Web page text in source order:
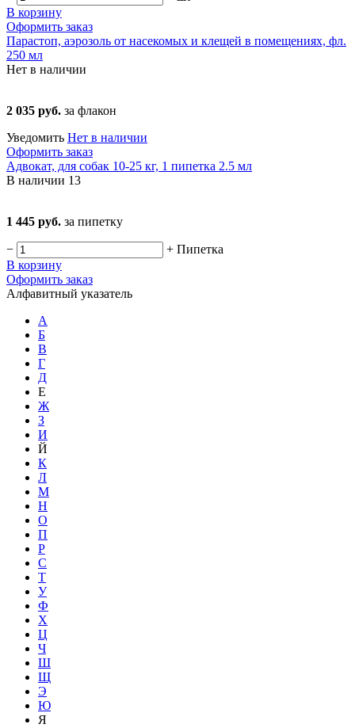
В корзину
Оформить заказ
Парастоп, аэрозоль от насекомых и клещей в помещениях, фл.
250 мл
Нет в наличии
2 035 руб. за флакон
Уведомить Нет в наличии
Оформить заказ
Адвокат, для собак 10-25 кг, 1 пипетка 2.5 мл
В наличии 13
1 445 руб. за пипетку
− + Пипетка
В корзину
Оформить заказ
Алфавитный указатель
А
Б
В
Г
Д
Е
Ж
З
И
Й
К
Л
М
Н
О
П
Р
С
Т
У
Ф
Х
Ц
Ч
Ш
Щ
Э
Ю
Я